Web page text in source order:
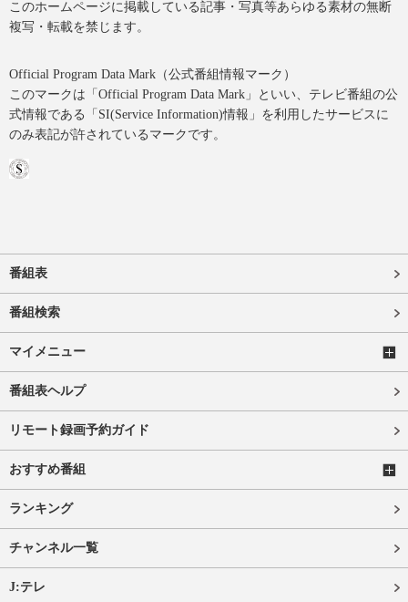
このホームページに掲載している記事・写真等あらゆる素材の無断
複写・転載を禁じます。
Official Program Data Mark（公式番組情報マーク）
このマークは「Official Program Data Mark」といい、テレビ番組の公
式情報である「SI(Service Information)情報」を利用したサービスに
のみ表記が許されているマークです。
番組表
番組検索
マイメニュー
番組表ヘルプ
リモート録画予約ガイド
おすすめ番組
ランキング
チャンネル一覧
J:テレ